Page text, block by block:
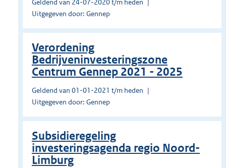
Geldend van 24-07-2020 t/m heden
Uitgegeven door: Gennep
Verordening
Bedrijveninvesteringszone
Centrum Gennep 2021 - 2025
Geldend van 01-01-2021 t/m heden
Uitgegeven door: Gennep
Subsidieregeling
investeringsagenda regio Noord-
Limburg